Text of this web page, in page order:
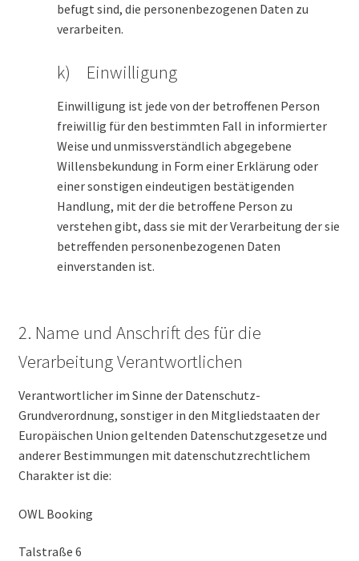
befugt sind, die personenbezogenen Daten zu
verarbeiten.
k) Einwilligung
Einwilligung ist jede von der betroffenen Person
freiwillig für den bestimmten Fall in informierter
Weise und unmissverständlich abgegebene
Willensbekundung in Form einer Erklärung oder
einer sonstigen eindeutigen bestätigenden
Handlung, mit der die betroffene Person zu
verstehen gibt, dass sie mit der Verarbeitung der sie
betreffenden personenbezogenen Daten
einverstanden ist.
2. Name und Anschrift des für die
Verarbeitung Verantwortlichen
Verantwortlicher im Sinne der Datenschutz-
Grundverordnung, sonstiger in den Mitgliedstaaten der
Europäischen Union geltenden Datenschutzgesetze und
anderer Bestimmungen mit datenschutzrechtlichem
Charakter ist die:
OWL Booking
Talstraße 6